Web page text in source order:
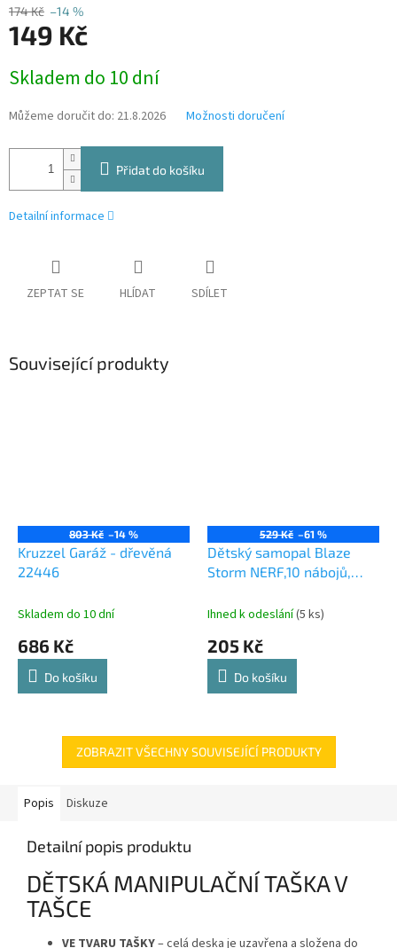
174 Kč –14 %
149 Kč
cena:
Skladem do 10 dní
Můžeme doručit do: 21.8.2026 Možnosti doručení
Přidat do košíku
Detailní informace
ZEPTAT SE HLÍDAT SDÍLET
Související produkty
803 Kč –14 %
Kruzzel Garáž - dřevěná
22446
Skladem do 10 dní
686 Kč
Do košíku
529 Kč –61 %
Dětský samopal Blaze
Storm NERF,10 nábojů,
Ihned k odeslání(5 ks)
205 Kč
Do košíku
ZOBRAZIT VŠECHNY SOUVISEJÍCÍ PRODUKTY
Popis Diskuze
Detailní popis produktu
DĚTSKÁ MANIPULAČNÍ TAŠKA V
TAŠCE
VE TVARU TAŠKY– celá deska je uzavřena a složena do